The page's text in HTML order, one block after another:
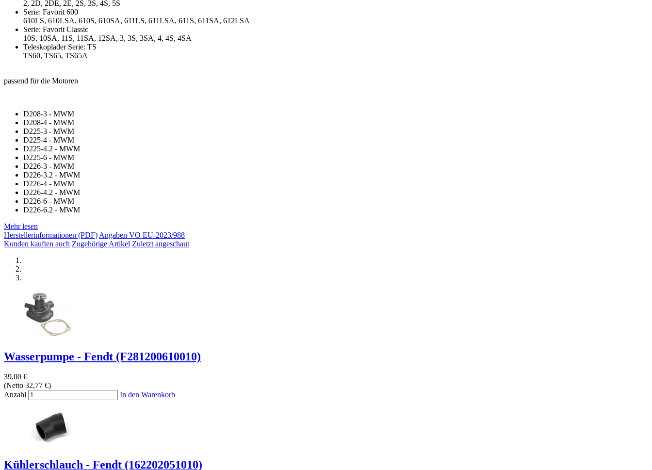
2, 2D, 2DE, 2E, 2S, 3S, 4S, 5S
Serie: Favorit 600
610LS, 610LSA, 610S, 610SA, 611LS, 611LSA, 611S, 611SA, 612LSA
Serie: Favorit Classic
10S, 10SA, 11S, 11SA, 12SA, 3, 3S, 3SA, 4, 4S, 4SA
Teleskoplader Serie: TS
TS60, TS65, TS65A
passend für die Motoren
D208-3 - MWM
D208-4 - MWM
D225-3 - MWM
D225-4 - MWM
D225-4.2 - MWM
D225-6 - MWM
D226-3 - MWM
D226-3.2 - MWM
D226-4 - MWM
D226-4.2 - MWM
D226-6 - MWM
D226-6.2 - MWM
Mehr lesen
Herstellerinformationen (PDF) Angaben VO EU-2023/988
Kunden kauften auch Zugehörige Artikel Zuletzt angeschaut
Wasserpumpe - Fendt (F281200610010)
39,00 €
(Netto 32,77 €)
Anzahl
In den Warenkorb
Kühlerschlauch - Fendt (162202051010)